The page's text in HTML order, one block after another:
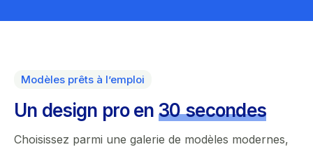
Modèles prêts à l’emploi
Un design pro en30 secondes
Choisissez parmi une galerie de modèles modernes,